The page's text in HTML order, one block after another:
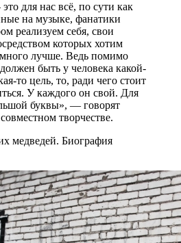
для нас всё, по сути как
на музыке, фанатики
реализуем себя, свои
которых хотим
лучше. Ведь помимо
быть у человека какой-
то цель, то, ради чего стоит
У каждого он свой. Для
буквы», — говорят
творчестве.